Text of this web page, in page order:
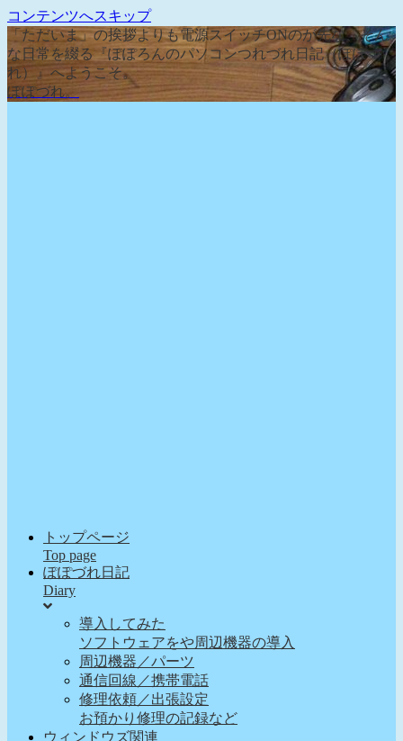
コンテンツへスキップ
「ただいま」の挨拶よりも電源スイッチONのが先な、そん
な日常を綴る『ぽぽろんのパソコンつれづれ日記（ぽぽづ
れ）』へようこそ。
ぽぽづれ。
トップページ
Top page
ぽぽづれ日記
Diary
導入してみた
ソフトウェアをや周辺機器の導入
周辺機器／パーツ
通信回線／携帯電話
修理依頼／出張設定
お預かり修理の記録など
ウィンドウズ関連